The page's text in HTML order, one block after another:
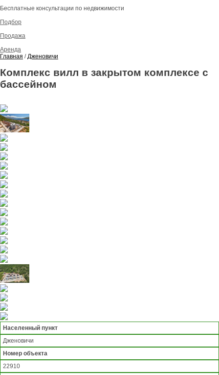
Бесплатные консультации по недвижимости
Подбор
Продажа
Аренда
Главная /Дженовичи
Комплекс вилл в закрытом комплексе с
бассейном
Населенный пункт
Дженовичи
Номер объекта
22910